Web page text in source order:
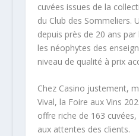
cuvées issues de la
du Club des Sommeliers.
depuis près de 20 ans
les néophytes des
niveau de qualité à prix
Chez Casino justement,
Vival, la Foire aux Vins
offre riche de 163
aux attentes des clients.